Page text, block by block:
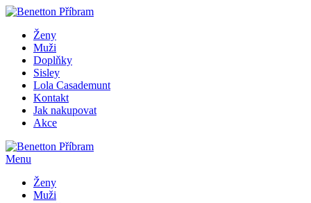
Ženy
Muži
Doplňky
Sisley
Lola Casademunt
Kontakt
Jak nakupovat
Akce
Menu
Ženy
Muži